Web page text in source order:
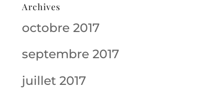
Archives
octobre 2017
septembre 2017
juillet 2017